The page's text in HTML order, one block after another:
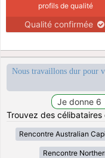
profils de qualité
Qualité confirmée
Nous travaillons dur pour
Trouvez des
Rencontre Australian
Rencontre